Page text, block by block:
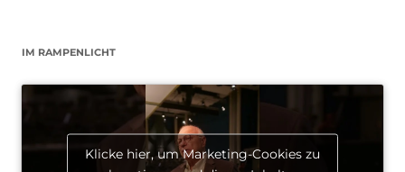
IM RAMPENLICHT
Klicke hier, um Marketing-Cookies zu